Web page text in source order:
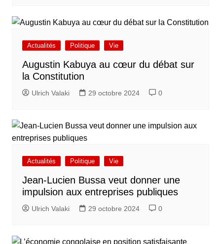
Actualités Politique Vie
Augustin Kabuya au cœur du débat sur
la Constitution
Ulrich Valaki 29 octobre 2024 0
Actualités Politique Vie
Jean-Lucien Bussa veut donner une
impulsion aux entreprises publiques
Ulrich Valaki 29 octobre 2024 0